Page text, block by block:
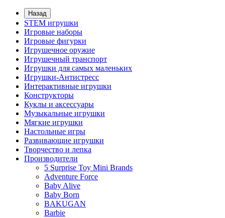
Назад
STEM игрушки
Игровые наборы
Игровые фигурки
Игрушечное оружие
Игрушечный транспорт
Игрушки для самых маленьких
Игрушки-Антистресс
Интерактивные игрушки
Конструкторы
Куклы и аксессуары
Музыкальные игрушки
Мягкие игрушки
Настольные игры
Развивающие игрушки
Творчество и лепка
Производители
5 Surprise Toy Mini Brands
Adventure Force
Baby Alive
Baby Born
BAKUGAN
Barbie